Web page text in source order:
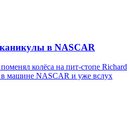
в NASCAR
колёса на пит-стопе Richard
в машине NASCAR и уже вслух